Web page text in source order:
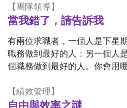
【團隊領導】
當我錯了，請告訴我
有兩位求職者，一個人是下星
職務做到最好的人；另一個人
個職務做到最好的人。你會用
【績效管理】
自由與效率之謎